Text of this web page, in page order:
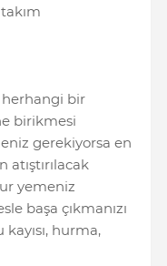
herhangi bir
birikmesi
gerekiyorsa en
yemeniz
başa çıkmanızı
hurma,